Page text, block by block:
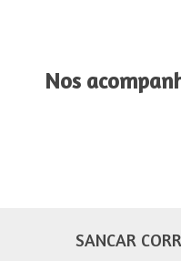
Nos
SANCAR